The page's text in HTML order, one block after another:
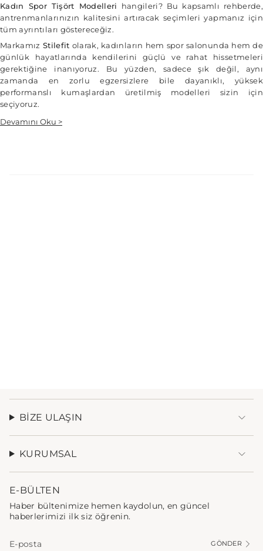
Kadın Spor Tişört Modelleri
hangileri? Bu kapsamlı rehberde,
antrenmanlarınızın kalitesini artıracak seçimleri yapmanız için
tüm ayrıntıları göstereceğiz.
Markamız Stilefit olarak, kadınların hem spor salonunda hem de
günlük hayatlarında kendilerini güçlü ve rahat hissetmeleri
gerektiğine inanıyoruz. Bu yüzden, sadece şık değil, aynı
zamanda en zorlu egzersizlere bile dayanıklı, yüksek
performanslı kumaşlardan üretilmiş modelleri sizin için
seçiyoruz.
Devamını Oku >
BIZE ULAŞIN
KURUMSAL
E-BÜLTEN
Haber bültenimize hemen kaydolun, en güncel
haberlerimizi ilk siz öğrenin.
GÖNDER